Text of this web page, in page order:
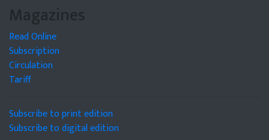
Magazines
Read Online
Subscription
Circulation
Tariff
Subscribe to print edition
Subscribe to digital edition